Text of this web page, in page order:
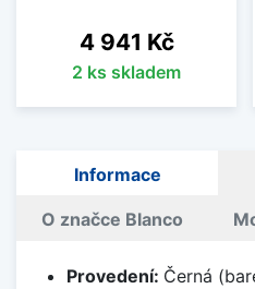
Cena
4 941 Kč
2 ks skladem
Informace
O značce Blanco
Provedení: Černá